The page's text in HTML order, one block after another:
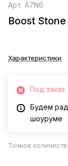
Арт. A7N6
Boost
Характеристики
Под заказ
Будем
шоуруме
Точное